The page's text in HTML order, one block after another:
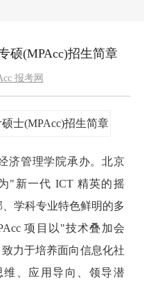
硕(MPAcc)招生简章
报考网
济管理学院承办。北京
"新一代 ICT 精英的摇
学科专业特色鲜明的多
项目以"技术叠加会
力于培养面向信息化社
、应用导向、领导潜